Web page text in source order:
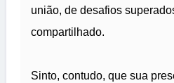
união, de desafios
compartilhado.
Sinto, contudo, que sua